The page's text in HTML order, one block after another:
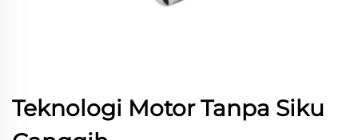
Teknologi Motor Tanpa Siku